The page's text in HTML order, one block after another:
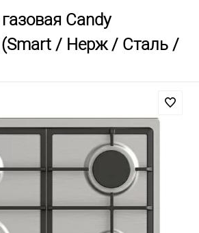
Candy
(Smart / Нерж / Сталь /